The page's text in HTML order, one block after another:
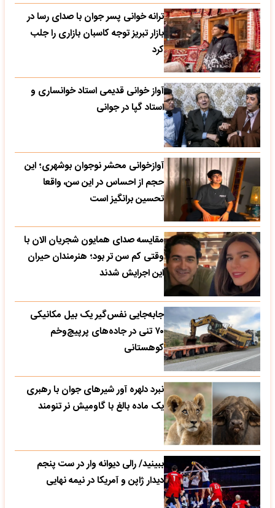
ترانه خوانی پسر جوان با صدای رسا در
بازار تبریز توجه کاسبان بازاری را جلب
کرد
آواز خوانی قدیمی استاد خوانساری و
استاد گپا در جوانی
آوازخوانی محشر نوجوان بوشهری؛ این
حجم از احساس در این سن، واقعا
تحسین‌ برانگیز است
مقایسه صدای همایون شجریان الان با
وقتی کم سن تر بود؛ هنرمندان حیران
این اجرایش شدند
جابه‌جایی نفس‌گیر یک بیل مکانیکی
۷۰ تنی در جاده‌های پرپیچ‌وخم
کوهستانی
نبرد دلهره آور شیرهای جوان با رهبری
یک ماده بالغ با گاومیش نر تنومند
ببینید/ رالی دیوانه وار در ست پنجم
دیدار ژاپن و آمریکا در نیمه نهایی